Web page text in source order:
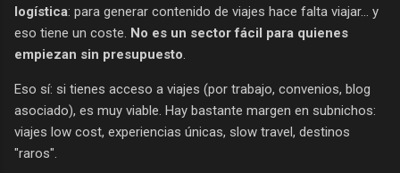
logística: para generar contenido de viajes hace falta viajar... y
eso tiene un coste. No es un sector fácil para quienes
empiezan sin presupuesto.
Eso sí: si tienes acceso a viajes (por trabajo, convenios, blog
asociado), es muy viable. Hay bastante margen en subnichos:
viajes low cost, experiencias únicas, slow travel, destinos
"raros".